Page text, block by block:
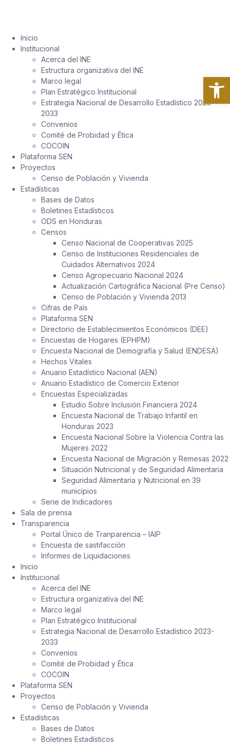
Inicio
Institucional
Acerca del INE
Estructura organizativa del INE
Marco legal
Plan Estratégico Institucional
Estrategia Nacional de Desarrollo Estadístico 2023-
2033
Convenios
Comité de Probidad y Ética
COCOIN
Plataforma SEN
Proyectos
Censo de Población y Vivienda
Estadísticas
Bases de Datos
Boletines Estadísticos
ODS en Honduras
Censos
Censo Nacional de Cooperativas 2025
Censo de Instituciones Residenciales de
Cuidados Alternativos 2024
Censo Agropecuario Nacional 2024
Actualización Cartográfica Nacional (Pre Censo)
Censo de Población y Vivienda 2013
Cifras de País
Plataforma SEN
Directorio de Establecimientos Económicos (DEE)
Encuestas de Hogares (EPHPM)
Encuesta Nacional de Demografía y Salud (ENDESA)
Hechos Vitales
Anuario Estadístico Nacional (AEN)
Anuario Estadístico de Comercio Exterior
Encuestas Especializadas
Estudio Sobre Inclusión Financiera 2024
Encuesta Nacional de Trabajo Infantil en
Honduras 2023
Encuesta Nacional Sobre la Violencia Contra las
Mujeres 2022
Encuesta Nacional de Migración y Remesas 2022
Situación Nutricional y de Seguridad Alimentaria
Seguridad Alimentaria y Nutricional en 39
municipios
Serie de Indicadores
Sala de prensa
Transparencia
Portal Único de Tranparencia – IAIP
Encuesta de sastifacción
Informes de Liquidaciones
Inicio
Institucional
Acerca del INE
Estructura organizativa del INE
Marco legal
Plan Estratégico Institucional
Estrategia Nacional de Desarrollo Estadístico 2023-
2033
Convenios
Comité de Probidad y Ética
COCOIN
Plataforma SEN
Proyectos
Censo de Población y Vivienda
Estadísticas
Bases de Datos
Boletines Estadísticos